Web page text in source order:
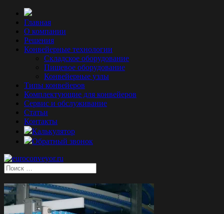
Главная
О компании
Решения
Конвейерные технологии
Складское оборудование
Пищевое оборудование
Конвейерные узлы
Типы конвейеров
Комплектующие для конвейеров
Сервис и обслуживание
Статьи
Контакты
Калькулятор
Обратный звонок